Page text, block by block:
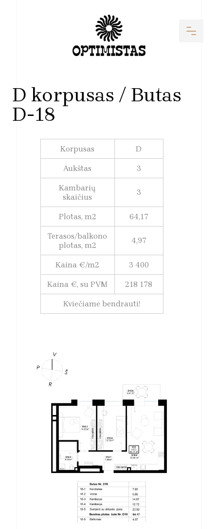
D korpusas / Butas
D-18
Korpusas D
Aukštas 3
Kambarių
skaičius
3
Plotas, m2 64,17
Terasos/balkono
plotas, m2
4,97
Kaina €/m2 3 400
Kaina €, su PVM 218 178
Kviečiame bendrauti!